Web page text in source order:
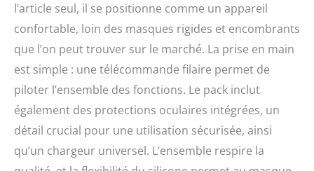
confortable, qui cible
également le décolletage.
La luminothérapie faciale
a montré qu'elle améliore
les signes de
vieillissement et
l'hyperpigmentation,
stimule la production de
collagène, lisse les rides
et équilibre la peau
grasse. Faites plaisir à
l’article seul, il se positionne comme un appareil
confortable, loin des masques rigides et encombrants
que l’on peut trouver sur le marché. La prise en main
est simple : une télécommande filaire permet de
piloter l’ensemble des fonctions. Le pack inclut
également des protections oculaires intégrées, un
détail crucial pour une utilisation sécurisée, ainsi
qu’un chargeur universel. L’ensemble respire la